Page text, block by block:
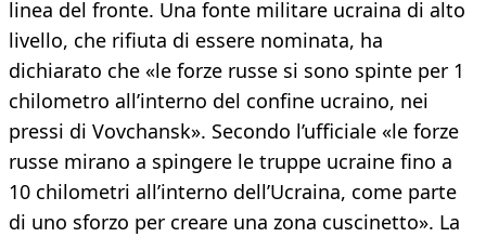
linea del fronte. Una fonte militare ucraina di alto
livello, che rifiuta di essere nominata, ha
dichiarato che «le forze russe si sono spinte per 1
chilometro all’interno del confine ucraino, nei
pressi di Vovchansk». Secondo l’ufficiale «le forze
russe mirano a spingere le truppe ucraine fino a
10 chilometri all’interno dell’Ucraina, come parte
di uno sforzo per creare una zona cuscinetto». La